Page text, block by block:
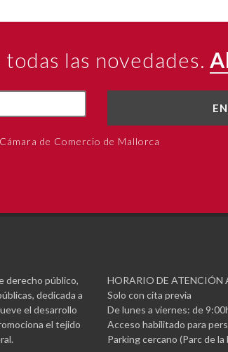
las novedades.
de Comercio de Mallorca
derecho público,
dedicada a
el desarrollo
el tejido
HORARIO DE ATENCIÓN
Solo con cita previa
De lunes a viernes: de
Acceso habilitado para
Parking cercano (Parc de la